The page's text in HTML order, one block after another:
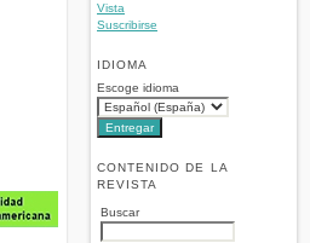
Vista
Suscribirse
IDIOMA
Escoge idioma
CONTENIDO DE LA
REVISTA
Buscar